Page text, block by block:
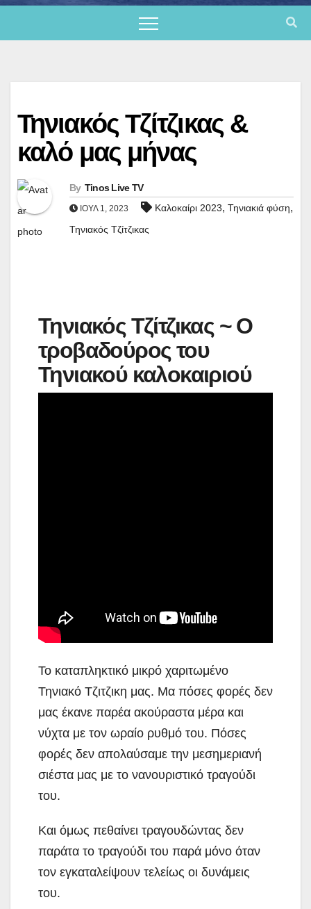
Τηνιακός Τζίτζικας &
καλό μας μήνας
By Tinos Live TV
ΙΟΎΛ 1, 2023 Καλοκαίρι 2023, Τηνιακιά φύση,
Τηνιακός Τζίτζικας
Τηνιακός Τζίτζικας ~ Ο
τροβαδούρος του
Τηνιακού καλοκαιριού
Το καταπληκτικό μικρό χαριτωμένο
Τηνιακό Τζιτζικη μας. Μα πόσες φορές δεν
μας έκανε παρέα ακούραστα μέρα και
νύχτα με τον ωραίο ρυθμό του. Πόσες
φορές δεν απολαύσαμε την μεσημεριανή
σιέστα μας με το νανουριστικό τραγούδι
του.
Και όμως πεθαίνει τραγουδώντας δεν
παράτα το τραγούδι του παρά μόνο όταν
τον εγκαταλείψουν τελείως οι δυνάμεις
του.